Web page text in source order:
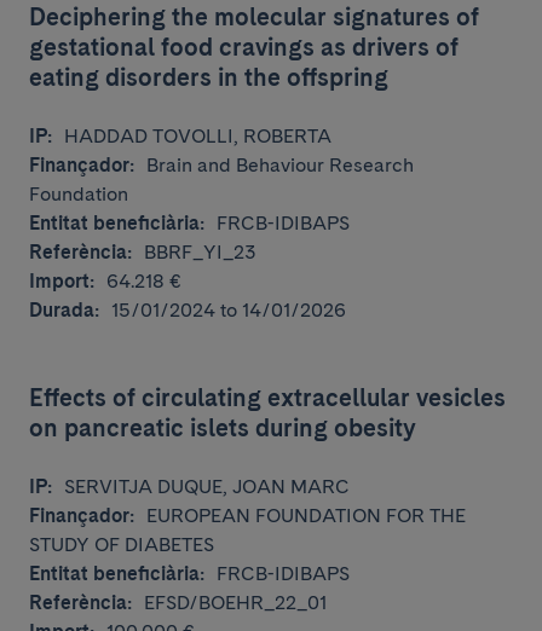
Deciphering the molecular signatures of
gestational food cravings as drivers of
eating disorders in the offspring
IP:
HADDAD TOVOLLI, ROBERTA
Finançador:
Brain and Behaviour Research
Foundation
Entitat beneficiària:
FRCB-IDIBAPS
Referència:
BBRF_YI_23
Import:
64.218 €
Durada:
15/01/2024 to 14/01/2026
Effects of circulating extracellular vesicles
on pancreatic islets during obesity
IP:
SERVITJA DUQUE, JOAN MARC
Finançador:
EUROPEAN FOUNDATION FOR THE
STUDY OF DIABETES
Entitat beneficiària:
FRCB-IDIBAPS
Referència:
EFSD/BOEHR_22_01